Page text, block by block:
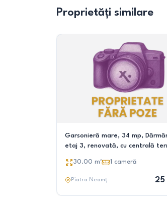
Proprietăți similare
Garsonieră mare, 34 mp,
etaj 3, renovată, cu centrală
30.00 m² 1 cameră
Piatra Neamț 25